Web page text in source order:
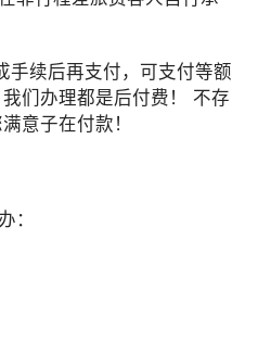
手续后再支付，可支付等额
们办理都是后付费！ 不存
意子在付款！
：